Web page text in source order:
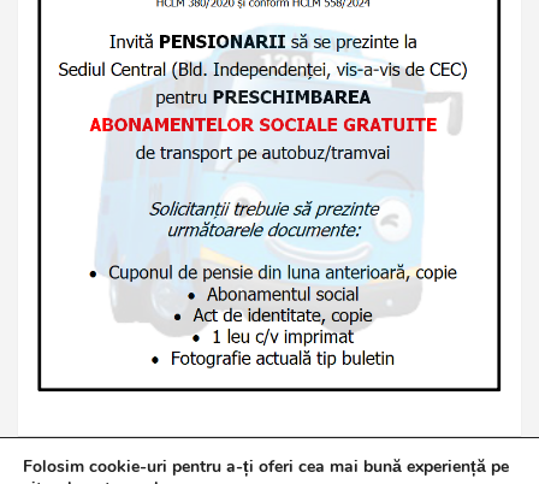
Folosim cookie-uri pentru a-ți oferi cea mai bună experiență pe